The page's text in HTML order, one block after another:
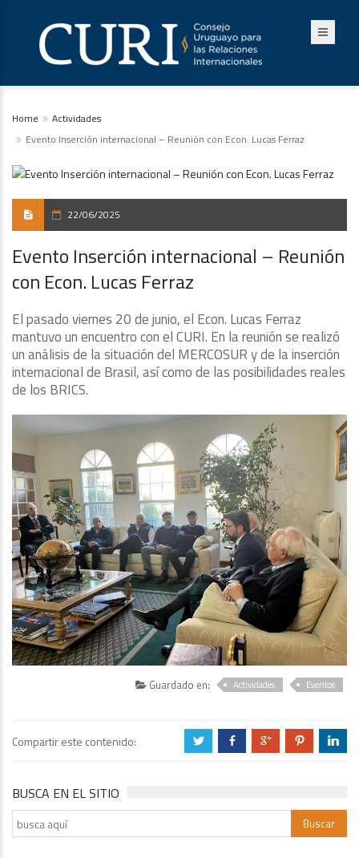
Home
Actividades
Evento Inserción internacional – Reunión con Econ. Lucas Ferraz
22/06/2025
Evento Inserción internacional – Reunión
con Econ. Lucas Ferraz
El pasado viernes 20 de junio, el Econ. Lucas Ferraz
mantuvo un encuentro con el CURI. En la reunión se realizó
un análisis de la situación del MERCOSUR y de la inserción
internacional de Brasil, así como de las posibilidades reales
de los BRICS.
Guardado en: Actividades Eventos
Compartir este contenido: a b c d j
BUSCA EN EL SITIO